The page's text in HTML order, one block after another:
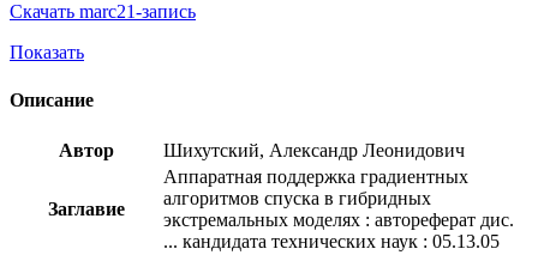
Скачать marc21-запись
Показать
Описание
Автор Шихутский, Александр Леонидович
Заглавие
Аппаратная поддержка градиентных
алгоритмов спуска в гибридных
экстремальных моделях : автореферат дис.
... кандидата технических наук : 05.13.05